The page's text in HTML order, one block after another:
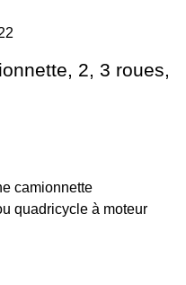
2, 3 roues,
camionnette
quadricycle à moteur